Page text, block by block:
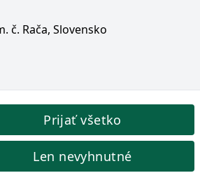
Prijať všetko
Len nevyhnutné
č. Rača, Slovensko